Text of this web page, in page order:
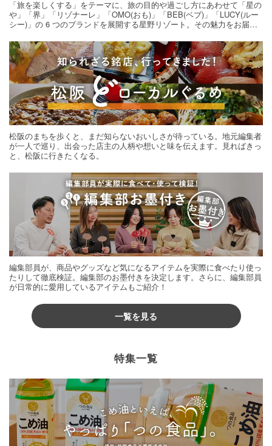
「旅を楽しくする」をテーマに、旅の目的や過ごし方にあわせて「星の
や」「界」「リゾナーレ」「OMO(おも)」「BEB(ベブ)」「LUCY(ルー
シー)」の 6 つのブランドを展開する星野リゾート。その魅力をお届け
松阪のまちを歩くと、まだ知らないおいしさが待っている。地元編集者
が一人で巡り、出会った店主の人柄や想いと味を伝えます。見ればきっ
と、松阪に行きたくなる。
編集部員が、商品やグッズなど気になるアイテムを実際に食べたり使っ
たりして徹底検証。編集部のお墨付きを決定します。さらに、編集部員
が日常的に愛用しているアイテムもご紹介！
一覧を見る
特集一覧